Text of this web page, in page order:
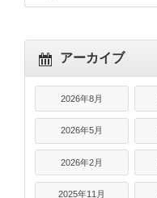
アーカイブ
2026年8月
2026年5月
2026年2月
2025年11月